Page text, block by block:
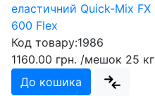
еластичний Quick-Mix FX
600 Flex
Код товару:1986
1160.00 грн. /мешок 25 кг
До кошика